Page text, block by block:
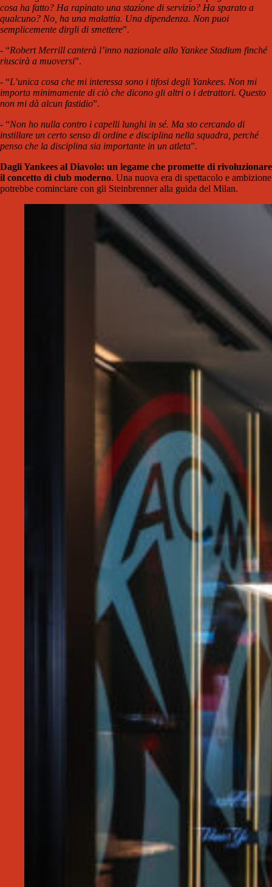
cosa ha fatto? Ha rapinato una stazione di servizio? Ha sparato a
qualcuno? No, ha una malattia. Una dipendenza. Non puoi
semplicemente dirgli di smettere”.
- “Robert Merrill canterà l’inno nazionale allo Yankee Stadium finché
riuscirà a muoversi”.
- “L’unica cosa che mi interessa sono i tifosi degli Yankees. Non mi
importa minimamente di ciò che dicono gli altri o i detrattori. Questo
non mi dà alcun fastidio”.
- “Non ho nulla contro i capelli lunghi in sé. Ma sto cercando di
instillare un certo senso di ordine e disciplina nella squadra, perché
penso che la disciplina sia importante in un atleta”.
Dagli Yankees al Diavolo: un legame che promette di rivoluzionare
il concetto di club moderno. Una nuova era di spettacolo e ambizione
potrebbe cominciare con gli Steinbrenner alla guida del Milan.